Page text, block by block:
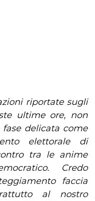
riportate sugli
ultime ore, non
delicata come
elettorale di
tra le anime
Credo
faccia
al nostro